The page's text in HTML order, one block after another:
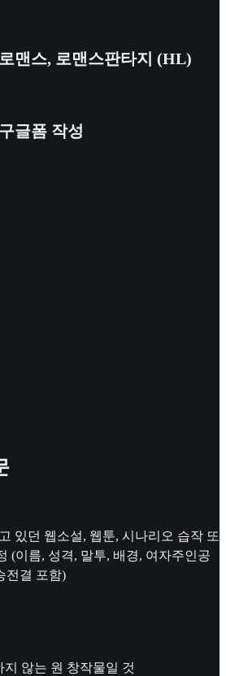
맨스, 로맨스판타지 (HL)
글폼 작성
있던 웹소설, 웹툰, 시나리오 습작 또
(이름, 성격, 말투, 배경, 여자주인공
전결 포함)
않는 원 창작물일 것